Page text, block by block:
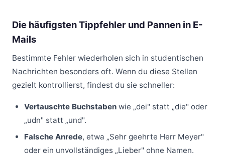
Die häufigsten Tippfehler und Pannen in E-
Mails
Bestimmte Fehler wiederholen sich in studentischen
Nachrichten besonders oft. Wenn du diese Stellen
gezielt kontrollierst, findest du sie schneller:
Vertauschte Buchstaben wie „dei" statt „die" oder
„udn" statt „und".
Falsche Anrede, etwa „Sehr geehrte Herr Meyer"
oder ein unvollständiges „Lieber" ohne Namen.